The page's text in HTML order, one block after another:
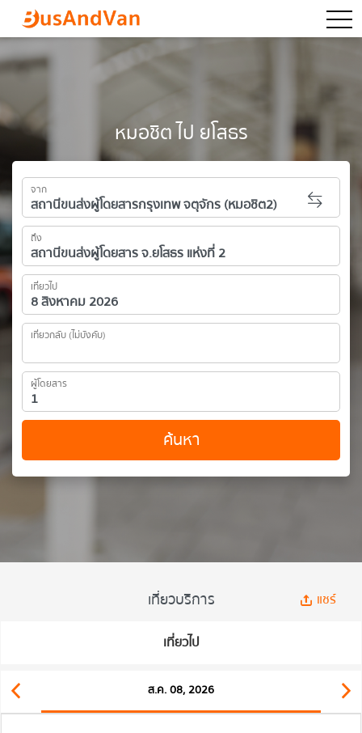
หมอชิต ไป ยโสธร
จาก
ถึง
เที่ยวไป
เที่ยวกลับ (ไม่บังคับ)
ผู้โดยสาร
ค้นหา
เที่ยวบริการ แชร์
เที่ยวไป
ส.ค. 08, 2026